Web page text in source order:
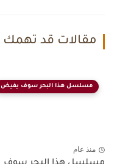
مقالات قد تهمك
مسلسل هذا البحر سوف يفيض
منذ عام